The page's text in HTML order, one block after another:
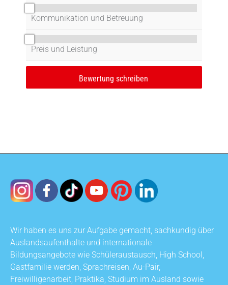
Kommunikation und Betreuung
Preis und Leistung
Wir haben es uns zur Aufgabe gemacht, sachkundig über
Auslandsaufenthalte und internationale
Bildungsangebote wie Schüleraustausch, High School,
Gastfamilie werden, Sprachreisen, Au-Pair,
Freiwilligenarbeit, Praktika, Studium im Ausland sowie